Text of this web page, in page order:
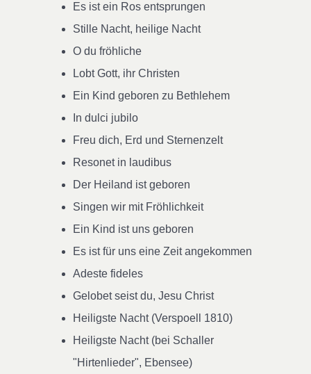
Es ist ein Ros entsprungen
Stille Nacht, heilige Nacht
O du fröhliche
Lobt Gott, ihr Christen
Ein Kind geboren zu Bethlehem
In dulci jubilo
Freu dich, Erd und Sternenzelt
Resonet in laudibus
Der Heiland ist geboren
Singen wir mit Fröhlichkeit
Ein Kind ist uns geboren
Es ist für uns eine Zeit angekommen
Adeste fideles
Gelobet seist du, Jesu Christ
Heiligste Nacht (Verspoell 1810)
Heiligste Nacht (bei Schaller
"Hirtenlieder", Ebensee)